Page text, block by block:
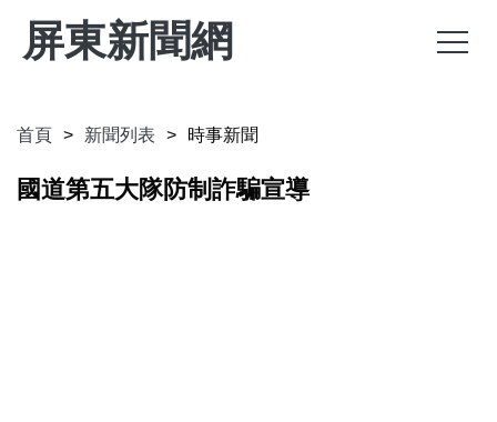
屏東新聞網
首頁 新聞列表 時事新聞
國道第五大隊防制詐騙宣導